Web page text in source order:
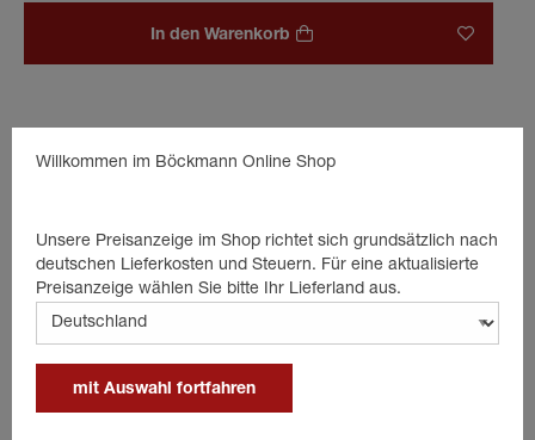
In den Warenkorb
Beschreibung
Größe: M27 x 2,0 mm
Schlüsselweite 36
Details
Willkommen im Böckmann Online Shop
Unsere Preisanzeige im Shop richtet sich grundsätzlich nach
deutschen Lieferkosten und Steuern. Für eine aktualisierte
Preisanzeige wählen Sie bitte Ihr Lieferland aus.
mit Auswahl fortfahren